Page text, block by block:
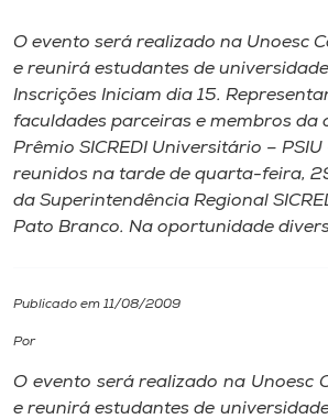
A
Internacionalização
I.nova
Cultura
CPA
O evento será realizado na Unoesc
e reunirá estudantes de
Inscrições Iniciam dia 15.
faculdades parceiras e membros da
Prêmio SICREDI Universitário –
reunidos na tarde de quarta-feira,
da Superintendência Regional
Pato Branco. Na oportunidade
Publicado em 11/08/2009
Por
O evento será realizado na Unoesc
e reunirá estudantes de